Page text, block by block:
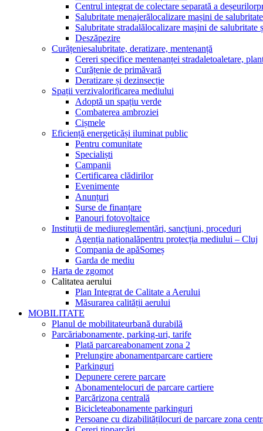
Centrul integrat de colectare separată a deșeurilor
Salubritate menajerălocalizare mașini de
Salubritate stradalălocalizare mașini de salubritate
Deszăpezire
Curățeniesalubritate, deratizare, mentenanță
Cereri specifice mentenanței stradaletoaletare,
Curățenie de primăvară
Deratizare și dezinsecție
Spații verzivalorificarea mediului
Adoptă un spațiu verde
Combaterea ambroziei
Cișmele
Eficiență energeticăși iluminat public
Pentru comunitate
Specialiști
Campanii
Certificarea clădirilor
Evenimente
Anunțuri
Surse de finanțare
Panouri fotovoltaice
Instituții de mediureglementări, sancțiuni, proceduri
Agenția naționalăpentru protecția mediului – Cluj
Compania de apăSomeș
Garda de mediu
Harta de zgomot
Calitatea aerului
Plan Integrat de Calitate a Aerului
Măsurarea calității aerului
MOBILITATE
Planul de mobilitateurbană durabilă
Parcăriabonamente, parking-uri, tarife
Plată parcareabonament zona 2
Prelungire abonamentparcare cartiere
Parkinguri
Depunere cerere parcare
Abonamentelocuri de parcare cartiere
Parcărizona centrală
Bicicleteabonamente parkinguri
Persoane cu dizabilitățilocuri de parcare zona